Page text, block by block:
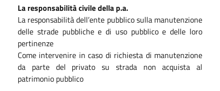
La responsabilità civile della p.a.
La responsabilità dell’ente pubblico sulla manutenzione
delle strade pubbliche e di uso pubblico e delle loro
pertinenze
Come intervenire in caso di richiesta di manutenzione
da parte del privato su strada non acquista al
patrimonio pubblico